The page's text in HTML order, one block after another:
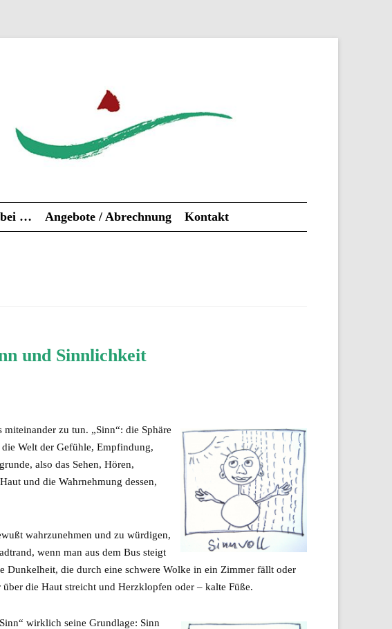
… Angebote / Abrechnung Kontakt
und Sinnlichkeit
miteinander zu tun. „Sinn“: die Sphäre
Welt der Gefühle, Empfindung,
also das Sehen, Hören,
und die Wahrnehmung dessen,
wahrzunehmen und zu würdigen,
wenn man aus dem Bus steigt
die durch eine schwere Wolke in ein Zimmer fällt oder
die Haut streicht und Herzklopfen oder – kalte Füße.
wirklich seine Grundlage: Sinn